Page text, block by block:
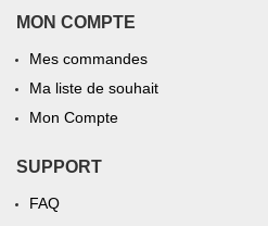
MON COMPTE
Mes commandes
Ma liste de souhait
Mon Compte
SUPPORT
FAQ